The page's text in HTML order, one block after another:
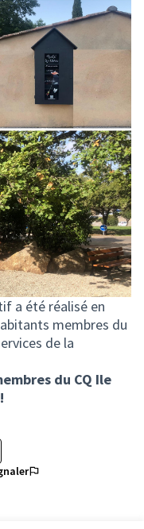
a été réalisé en
membres du
de la
du CQ Ile